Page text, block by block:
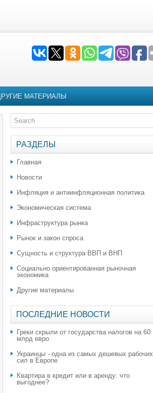
МАТЕРИАЛЫ
РАЗДЕЛЫ
Главная
Новости
Инфляция и антиинфляционная политика
Экономическая система
Инфраструктура рынка
Рынок и закон спроса
Сущность и структура ВВП и ВНП
Социально ориентированная рыночная
экономика
Другие материалы
ПОСЛЕДНИЕ НОВОСТИ
Греки скрыли от государства налогов на 60
млрд евро
Украинцы - одна из самых дешевых рабочих
сил в Европе
Квартира в кредит или в аренду: что
выгоднее?